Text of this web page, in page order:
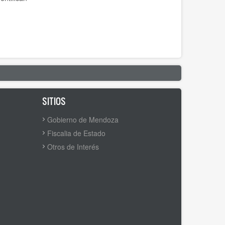
SITIOS
Gobierno de Mendoza
Fiscalia de Estado
Otros de Interés